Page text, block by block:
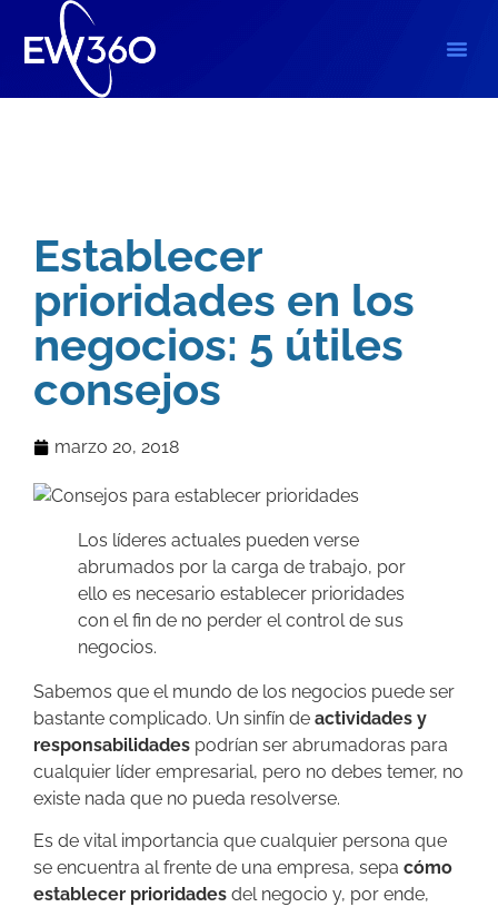
Establecer
prioridades en los
negocios: 5 útiles
consejos
marzo 20, 2018
Los líderes actuales pueden verse
abrumados por la carga de trabajo, por
ello es necesario establecer prioridades
con el fin de no perder el control de sus
negocios.
Sabemos que el mundo de los negocios puede ser
bastante complicado. Un sinfín de actividades y
responsabilidades podrían ser abrumadoras para
cualquier líder empresarial, pero no debes temer, no
existe nada que no pueda resolverse.
Es de vital importancia que cualquier persona que
se encuentra al frente de una empresa, sepa cómo
establecer prioridades del negocio y, por ende,